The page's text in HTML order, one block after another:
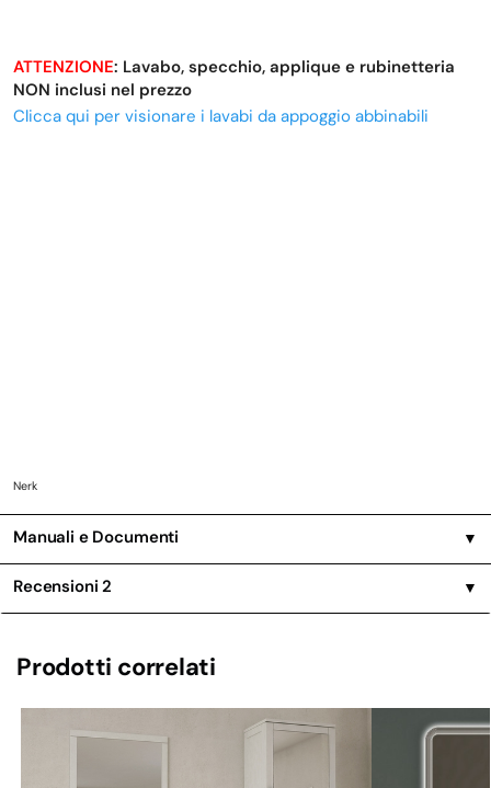
ATTENZIONE: Lavabo, specchio, applique e rubinetteria
NON inclusi nel prezzo
Clicca qui per visionare i lavabi da appoggio abbinabili
Nerk
Manuali e Documenti ▼
Recensioni2 ▼
Prodotti correlati